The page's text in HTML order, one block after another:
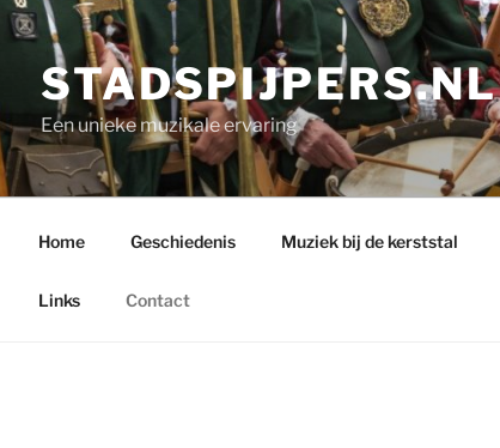
STADSPIJPERS.NL
Een unieke muzikale ervaring
Home Geschiedenis Muziek bij de kerststal
Links Contact